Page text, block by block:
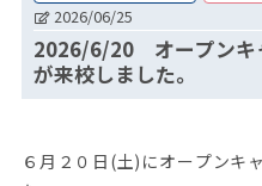
2026/06/25
2026/6/20 オープンキ
が来校しました。
６月２０日 (土) にオープンキ